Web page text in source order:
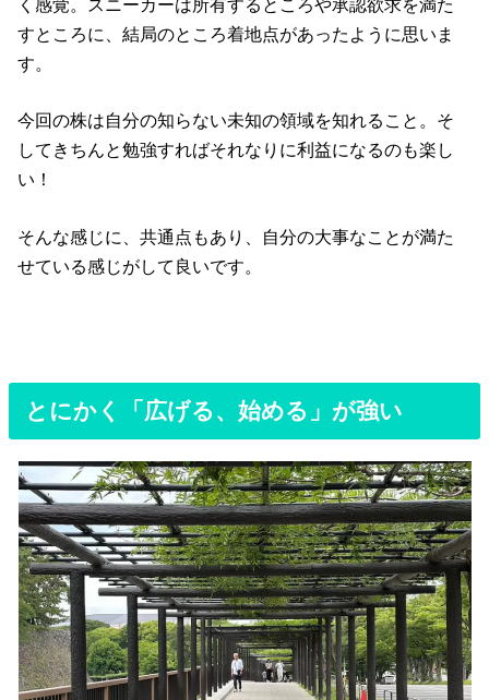
く感覚。スニーカーは所有するところや承認欲求を満た
すところに、結局のところ着地点があったように思いま
す。
今回の株は自分の知らない未知の領域を知れること。そ
してきちんと勉強すればそれなりに利益になるのも楽し
い！
そんな感じに、共通点もあり、自分の大事なことが満た
せている感じがして良いです。
とにかく「広げる、始める」が強い